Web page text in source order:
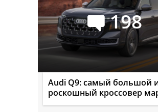
198
Audi Q9: самый большой
роскошный кроссовер